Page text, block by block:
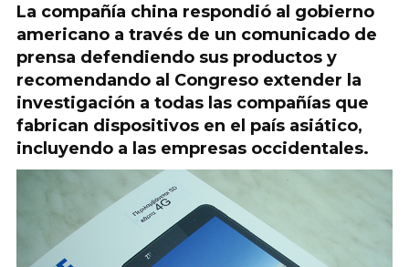
La compañía china respondió al gobierno
americano a través de un comunicado de
prensa defendiendo sus productos y
recomendando al Congreso extender la
investigación a todas las compañías que
fabrican dispositivos en el país asiático,
incluyendo a las empresas occidentales.